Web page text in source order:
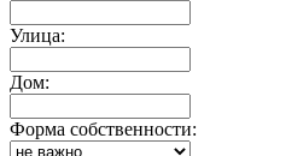
Улица:
Дом:
Форма собственности: